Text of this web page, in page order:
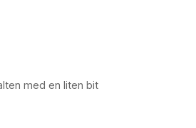
med en liten bit